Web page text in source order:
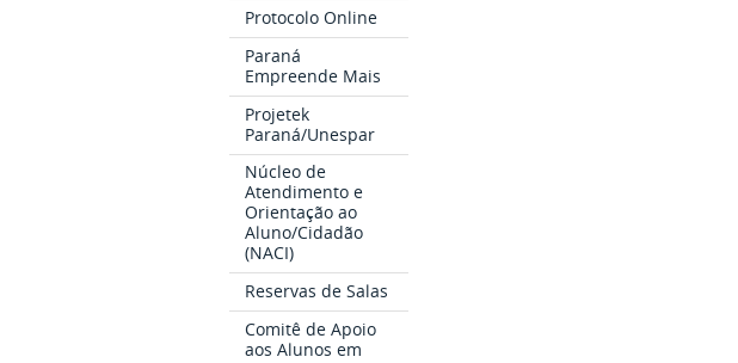
Protocolo Online
Paraná
Empreende Mais
Projetek
Paraná/Unespar
Núcleo de
Atendimento e
Orientação ao
Aluno/Cidadão
(NACI)
Reservas de Salas
Comitê de Apoio
aos Alunos em